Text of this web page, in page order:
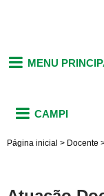
MENU
CAMPI
Página inicial > Docente